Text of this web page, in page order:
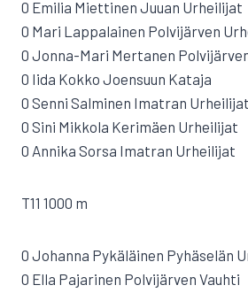
0 Emilia Miettinen Juuan Urheilijat
0 Mari Lappalainen Polvijärven
0 Jonna-Mari Mertanen
0 Iida Kokko Joensuun Kataja
0 Senni Salminen Imatran Urheilijat
0 Sini Mikkola Kerimäen Urheilijat
0 Annika Sorsa Imatran Urheilijat
T11 1000 m
0 Johanna Pykäläinen Pyhäselän
0 Ella Pajarinen Polvijärven Vauhti